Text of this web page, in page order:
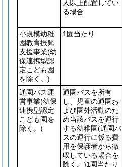
人以上配置してい
る場合
小規模幼稚
園教育振興
支援事業(幼
保連携型認
定こども園
を除く。)
1園当たり
通園バス運
営事業(幼保
連携型認定
こども園を
除く。)
通園バスを所有
し、児童の通園お
よび園外活動のた
め当該バスを運行
する幼稚園(通園バ
スの運行に係る費
用を保護者から徴
収している場合を
除く。)1園当たり